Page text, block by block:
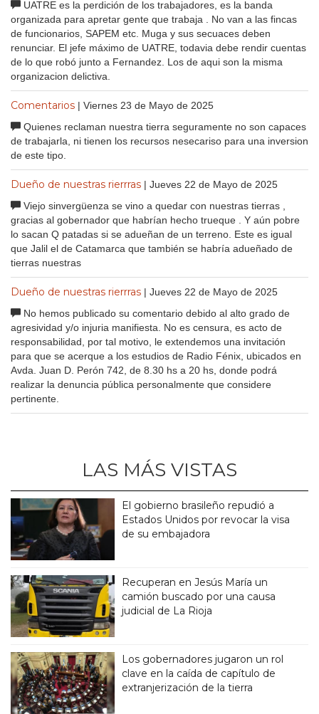
UATRE es la perdición de los trabajadores, es la banda
organizada para apretar gente que trabaja . No van a las fincas
de funcionarios, SAPEM etc. Muga y sus secuaces deben
renunciar. El jefe máximo de UATRE, todavia debe rendir cuentas
de lo que robó junto a Fernandez. Los de aqui son la misma
organizacion delictiva.
Comentarios | Viernes 23 de Mayo de 2025
Quienes reclaman nuestra tierra seguramente no son capaces
de trabajarla, ni tienen los recursos nesecariso para una inversion
de este tipo.
Dueño de nuestras rierrras | Jueves 22 de Mayo de 2025
Viejo sinvergüenza se vino a quedar con nuestras tierras ,
gracias al gobernador que habrían hecho trueque . Y aún pobre
lo sacan Q patadas si se adueñan de un terreno. Este es igual
que Jalil el de Catamarca que también se habría adueñado de
tierras nuestras
Dueño de nuestras rierrras | Jueves 22 de Mayo de 2025
No hemos publicado su comentario debido al alto grado de
agresividad y/o injuria manifiesta. No es censura, es acto de
responsabilidad, por tal motivo, le extendemos una invitación
para que se acerque a los estudios de Radio Fénix, ubicados en
Avda. Juan D. Perón 742, de 8.30 hs a 20 hs, donde podrá
realizar la denuncia pública personalmente que considere
pertinente.
LAS MÁS VISTAS
El gobierno brasileño repudió a
Estados Unidos por revocar la visa
de su embajadora
Recuperan en Jesús María un
camión buscado por una causa
judicial de La Rioja
Los gobernadores jugaron un rol
clave en la caída de capítulo de
extranjerización de la tierra